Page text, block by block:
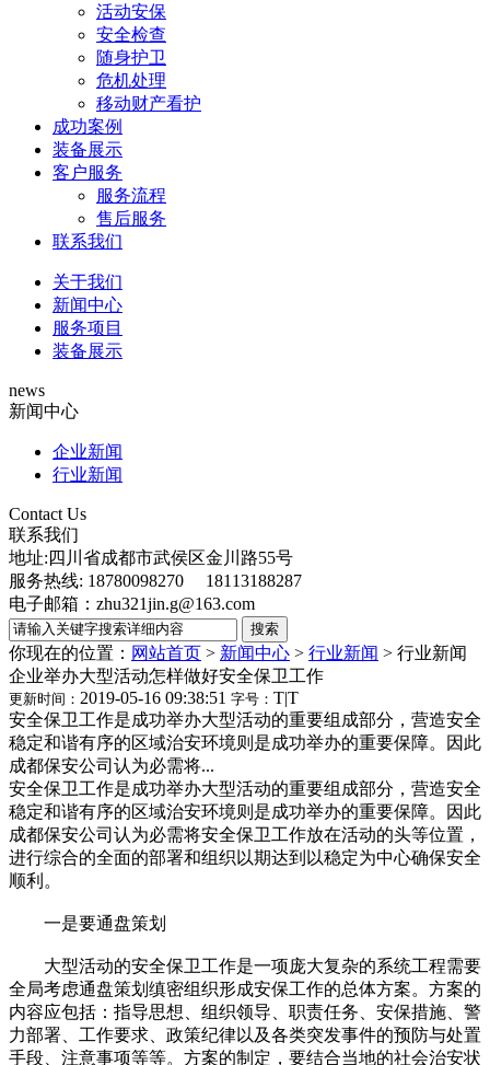
活动安保
安全检查
随身护卫
危机处理
移动财产看护
成功案例
装备展示
客户服务
服务流程
售后服务
联系我们
关于我们
新闻中心
服务项目
装备展示
news
新闻中心
企业新闻
行业新闻
Contact Us
联系我们
地址:四川省成都市武侯区金川路55号
服务热线: 18780098270 18113188287
电子邮箱：zhu321jin.g@163.com
你现在的位置： 网站首页 > 新闻中心 > 行业新闻 > 行业新闻
企业举办大型活动怎样做好安全保卫工作
更新时间： 2019-05-16 09:38:51 字号： T|T
安全保卫工作是成功举办大型活动的重要组成部分，营造安全
稳定和谐有序的区域治安环境则是成功举办的重要保障。因此
成都保安公司认为必需将...
安全保卫工作是成功举办大型活动的重要组成部分，营造安全
稳定和谐有序的区域治安环境则是成功举办的重要保障。因此
成都保安公司认为必需将安全保卫工作放在活动的头等位置，
进行综合的全面的部署和组织以期达到以稳定为中心确保安全
顺利。
一是要通盘策划
大型活动的安全保卫工作是一项庞大复杂的系统工程需要
全局考虑通盘策划缜密组织形成安保工作的总体方案。方案的
内容应包括：指导思想、组织领导、职责任务、安保措施、警
力部署、工作要求、政策纪律以及各类突发事件的预防与处置
手段、注意事项等等。方案的制定，要结合当地的社会治安状